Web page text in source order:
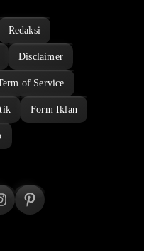
Redaksi
Disclaimer
of Service
Form Iklan